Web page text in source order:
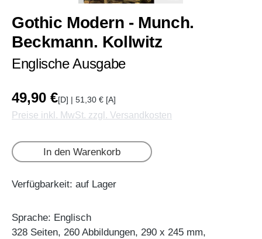
Gothic Modern - Munch.
Beckmann. Kollwitz
Englische Ausgabe
49,90 €[D] | 51,30 € [A]
Preise inkl. MwSt. zzgl. Versandkosten
In den Warenkorb
Verfügbarkeit: auf Lager
Sprache: Englisch
328 Seiten, 260 Abbildungen, 290 x 245 mm,